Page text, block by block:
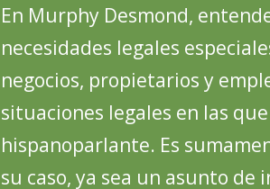
En Murphy Desmond,
necesidades legales
negocios, propietarios y
situaciones legales en las
hispanoparlante. Es
su caso, ya sea un asunto